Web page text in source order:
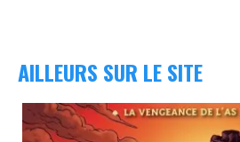
AILLEURS SUR LE SITE